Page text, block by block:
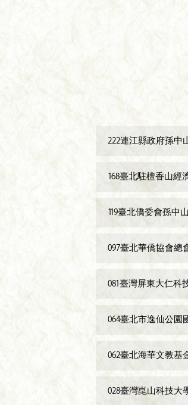
222連江縣政府孫中
168臺北駐檀香山經
119臺北僑委會孫中
097臺北華僑協會總
081臺灣屏東大仁科
064臺北市逸仙公園
062臺北海華文教基
028臺灣崑山科技大